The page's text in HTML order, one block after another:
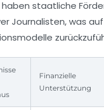
staatliche
Journalisten, was
Finanzielle
Unterstützung